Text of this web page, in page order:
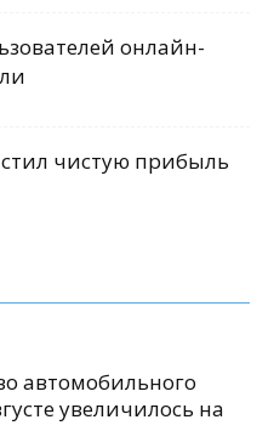
онлайн-
чистую прибыль
автомобильного
увеличилось на